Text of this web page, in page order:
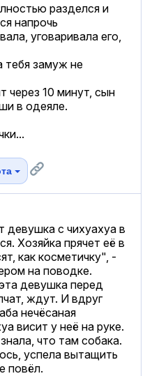
разделся и
напрочь
уговаривала его,
тебя замуж не
через 10 минут, сын
в одеяле.
девушка с чихуахуа в
Хозяйка прячет её в
как косметичку", -
на поводке.
девушка перед
ждут. И вдруг
нечёсаная
висит у неё на руке.
что там собака.
успела вытащить
повёл.